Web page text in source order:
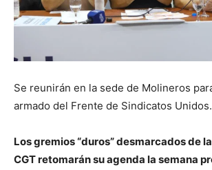
Se reunirán en la sede de Molineros
armado del Frente de Sindicatos Unidos.
Los gremios “duros” desmarcados de
CGT retomarán su agenda la semana